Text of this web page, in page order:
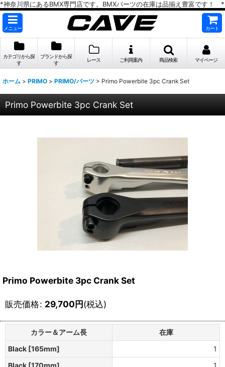
*神奈川県にあるBMX専門店です。BMXパーツの在庫は品揃え豊富です！ *
メニュー カート
カテゴリから探
す
ブランドから探
す
レース ご利用案内 商品検索 マイページ
ホーム > PRIMO > PRIMO/パーツ > Primo Powerbite 3pc Crank Set
Primo Powerbite 3pc Crank Set
Primo Powerbite 3pc Crank Set
販売価格: 29,700円(税込)
カラー＆アーム長
在庫
Black [165mm]
1
Black [170mm]
1